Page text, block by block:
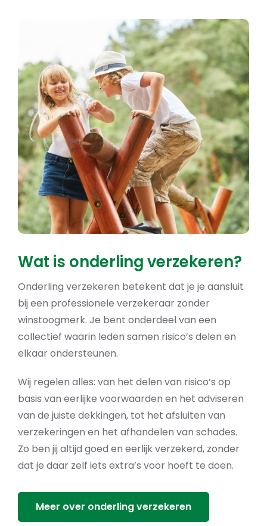
Wat is onderling verzekeren?
Onderling verzekeren betekent dat je je aansluit
bij een professionele verzekeraar zonder
winstoogmerk. Je bent onderdeel van een
collectief waarin leden samen risico’s delen en
elkaar ondersteunen.
Wij regelen alles: van het delen van risico’s op
basis van eerlijke voorwaarden en het adviseren
van de juiste dekkingen, tot het afsluiten van
verzekeringen en het afhandelen van schades.
Zo ben jij altijd goed en eerlijk verzekerd, zonder
dat je daar zelf iets extra’s voor hoeft te doen.
Meer over onderling verzekeren